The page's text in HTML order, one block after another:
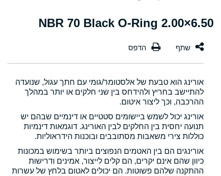
6.50×2.00 NBR 70 Black O-Ring
אורינג הוא טבעת של אלסטומר/גומי עם חתך עגול, שנועדה
להתיישב בחריץ ולהידחס בין שני חלקים או יותר במהלך
ההרכבה, וכך ליצור איטום.
אורינג יכול לשמש ביישומים סטטיים או דינמיים שבהם יש
תנועה יחסית בין החלקים לבין האורינג. דוגמאות דינמיות
כוללות צירי משאבות מסתובבים ובוכנות הידראוליות.
אורינגים הם בין האטמים הנפוצים ביותר בשימוש במכונות
כיוון שהם אינם יקרים, הם קלים לייצור, אמינים ודרישות
ההתקנה שלהם פשוטות. הם יכולים לאטום בלחץ של עשרות